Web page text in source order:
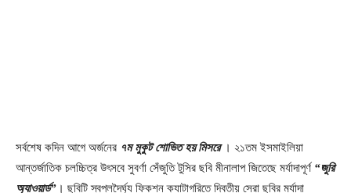
সর্বশেষ কদিন আগে অর্জনের ৭ম মুকুট শোভিত হয় মিসরে । ২১তম ইসমাইলিয়া
আন্তর্জাতিক চলচ্চিত্র উৎসবে সুবর্ণা সেঁজুতি টুসির ছবি মীনালাপ জিতেছে মর্যাদাপূর্ণ “জুরি
অ্যাওয়ার্ড” । ছবিটি স্বপ্লদৈর্ঘ্য ফিকশন ক্যাটাগরিতে দ্বিতীয় সেরা ছবির মর্যাদা